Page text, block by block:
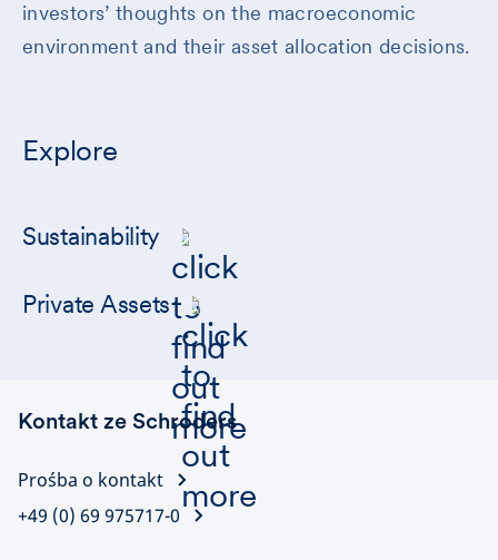
investors’ thoughts on the macroeconomic
environment and their asset allocation decisions.
Explore
Sustainability
Private Assets
Kontakt ze Schroders
Prośba o kontakt
+49 (0) 69 975717-0